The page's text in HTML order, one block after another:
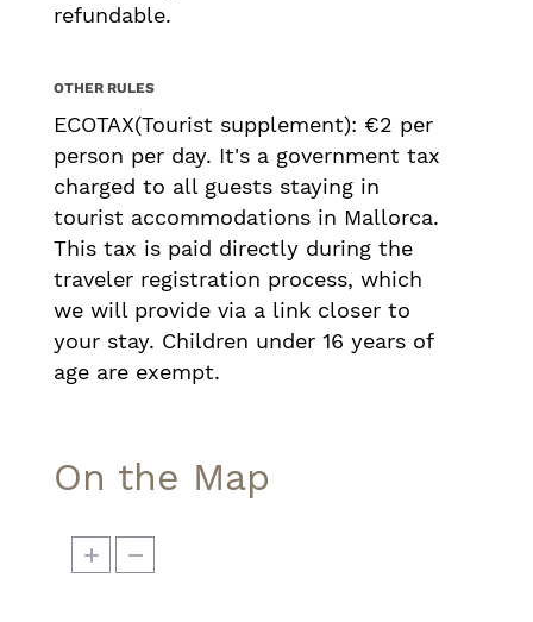
a la aventura, esta casa es ideal para
y la auténtica esencia mediterránea en
Esta casa forma parte del complejo
turístico Can Botana, un conjunto de 12
apartamentos turísticos pareados con
licencia oficial (A-PM 1776), gestionados
de forma unificada por la Comunidad de
Propietarios.
refundable.
OTHER RULES
ECOTAX(Tourist supplement): €2 per
person per day. It's a government tax
charged to all guests staying in
tourist accommodations in Mallorca.
This tax is paid directly during the
traveler registration process, which
we will provide via a link closer to
your stay. Children under 16 years of
age are exempt.
On the Map